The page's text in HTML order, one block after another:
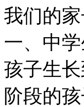
我们的
一、中
孩子生
阶段的